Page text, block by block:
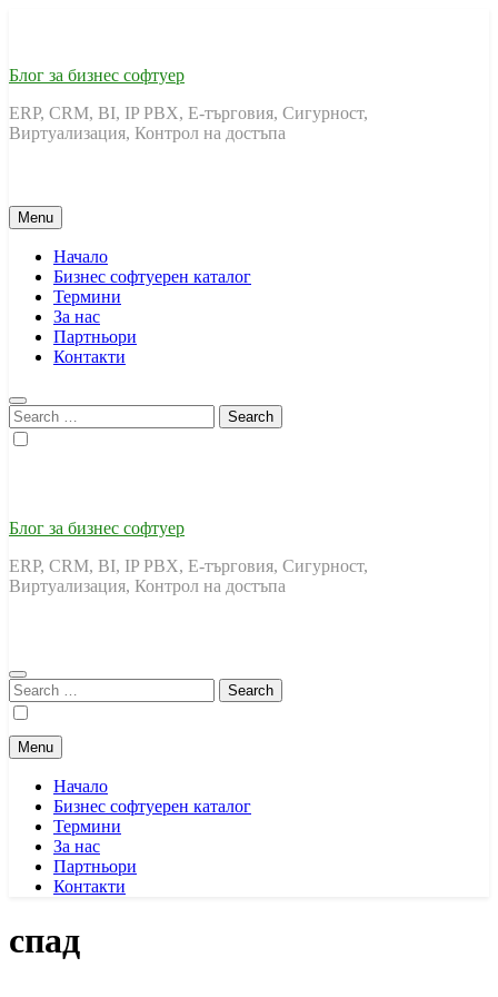
Блог за бизнес софтуер
ERP, CRM, BI, IP PBX, Е-търговия, Сигурност,
Виртуализация, Контрол на достъпа
Menu
Начало
Бизнес софтуерен каталог
Термини
За нас
Партньори
Контакти
Search
for:
Блог за бизнес софтуер
ERP, CRM, BI, IP PBX, Е-търговия, Сигурност,
Виртуализация, Контрол на достъпа
Search
for:
Menu
Начало
Бизнес софтуерен каталог
Термини
За нас
Партньори
Контакти
спад